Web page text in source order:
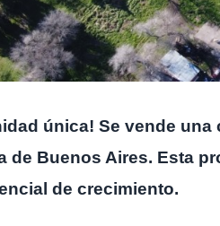
única! Se vende
de Buenos Aires. Esta
de crecimiento.